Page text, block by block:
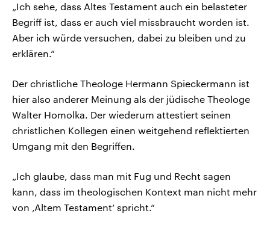
„Ich sehe, dass Altes Testament auch ein belasteter
Begriff ist, dass er auch viel missbraucht worden ist.
Aber ich würde versuchen, dabei zu bleiben und zu
erklären.“
Der christliche Theologe Hermann Spieckermann ist
hier also anderer Meinung als der jüdische Theologe
Walter Homolka. Der wiederum attestiert seinen
christlichen Kollegen einen weitgehend reflektierten
Umgang mit den Begriffen.
„Ich glaube, dass man mit Fug und Recht sagen
kann, dass im theologischen Kontext man nicht mehr
von ‚Altem Testament‘ spricht.“